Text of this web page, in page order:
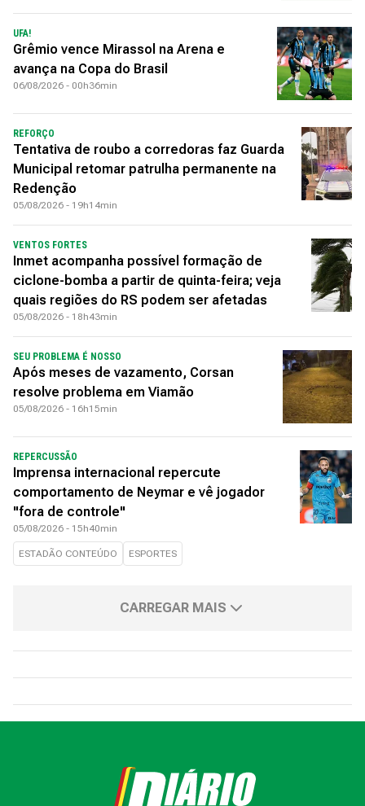
UFA!
Grêmio vence Mirassol na Arena e
avança na Copa do Brasil
06/08/2026 - 00h36min
REFORÇO
Tentativa de roubo a corredoras faz Guarda
Municipal retomar patrulha permanente na
Redenção
05/08/2026 - 19h14min
VENTOS FORTES
Inmet acompanha possível formação de
ciclone-bomba a partir de quinta-feira; veja
quais regiões do RS podem ser afetadas
05/08/2026 - 18h43min
SEU PROBLEMA É NOSSO
Após meses de vazamento, Corsan
resolve problema em Viamão
05/08/2026 - 16h15min
REPERCUSSÃO
Imprensa internacional repercute
comportamento de Neymar e vê jogador
"fora de controle"
05/08/2026 - 15h40min
ESTADÃO CONTEÚDO ESPORTES
CARREGAR MAIS